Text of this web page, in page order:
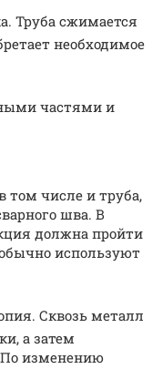
Труба сжимается
необходимое
частями и
том числе и труба,
шва. В
должна пройти
используют
Сквозь металл
а затем
изменению